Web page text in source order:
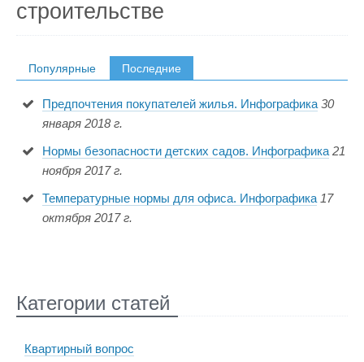
строительстве
Популярные Последние
Предпочтения покупателей жилья. Инфографика 30
января 2018 г.
Нормы безопасности детских садов. Инфографика 21
ноября 2017 г.
Температурные нормы для офиса. Инфографика 17
октября 2017 г.
Категории статей
Квартирный вопрос